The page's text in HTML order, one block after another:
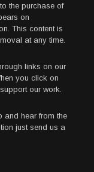
the purchase of
on
This content is
at any time.
links on our
you click on
our work.
and hear from the
just send us a